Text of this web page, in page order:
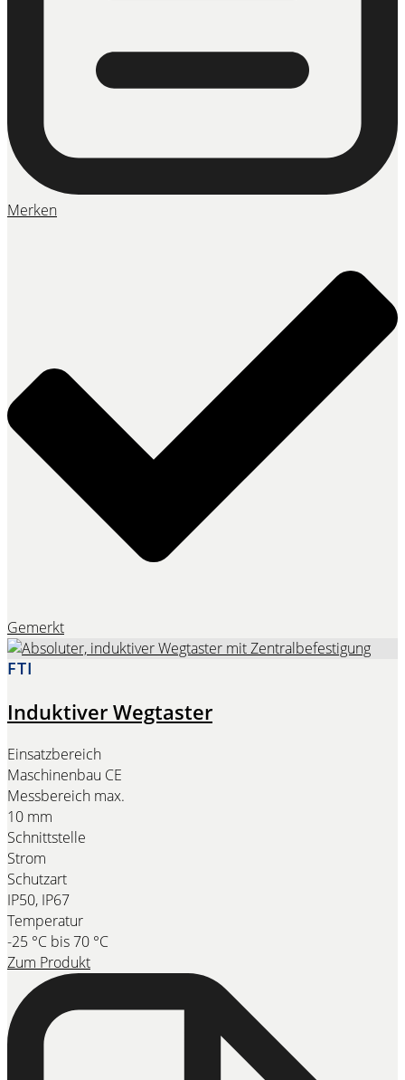
Merken
Gemerkt
FTI
Induktiver Wegtaster
Einsatzbereich
Maschinenbau CE
Messbereich max.
10 mm
Schnittstelle
Strom
Schutzart
IP50, IP67
Temperatur
-25 °C bis 70 °C
Zum Produkt